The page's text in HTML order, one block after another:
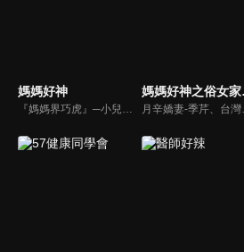
媽媽好神
『媽媽界巧虎』─小兒科醫師黃瑽寧，『國民媽媽』─鍾欣凌，兩人領軍擁有十八般武藝的好神媽媽團，為全台媽媽們發聲，所有育兒新知，家庭秘辛，全家大小健康，都會在《媽媽好神》一一解惑！
媽
月辛嬌妻-季芹、台灣好媳婦-